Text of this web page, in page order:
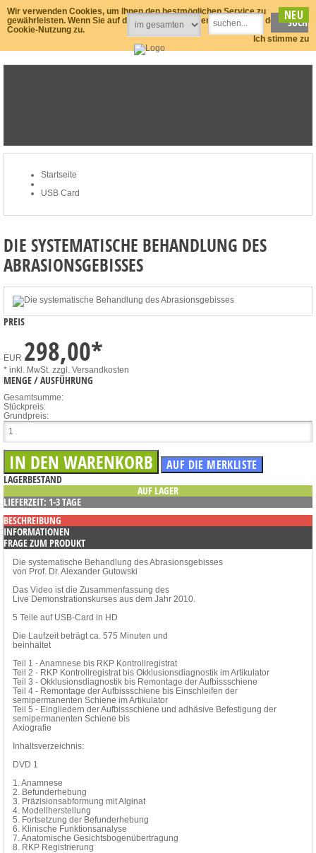
Wir verwenden Cookies, um Ihnen den bestmöglichen Service zu
gewährleisten. Wenn Sie auf der Seite weitersurfen stimmen Sie der
Cookie-Nutzung zu.
Ich stimme zu
Startseite
USB Card
DIE SYSTEMATISCHE BEHANDLUNG DES
ABRASIONSGEBISSES
NEU
PREIS
EUR 298,00*
* inkl. MwSt. zzgl. Versandkosten
MENGE / AUSFÜHRUNG
Gesamtsumme:
Stückpreis:
Grundpreis:
LAGERBESTAND
AUF LAGER
LIEFERZEIT: 1-3 TAGE
BESCHREIBUNG
INFORMATIONEN
FRAGE ZUM PRODUKT
Die systematische Behandlung des Abrasionsgebisses
von Prof. Dr. Alexander Gutowski
Das Video ist die Zusammenfassung des
Live Demonstrationskurses aus dem Jahr 2010.
5 Teile auf USB-Card in HD
Die Laufzeit beträgt ca. 575 Minuten und
beinhaltet
Teil 1 - Anamnese bis RKP Kontrollregistrat
Teil 2 - RKP Kontrollregistrat bis Okklusionsdiagnostik im Artikulator
Teil 3 - Okklusionsdiagnostik bis Remontage der Aufbissschiene
Teil 4 - Remontage der Aufbissschiene bis Einschleifen der
semipermanenten Schiene im Artikulator
Teil 5 - Eingliedern der Aufbissschiene und adhäsive Befestigung der
semipermanenten Schiene bis
Axiografie
Inhaltsverzeichnis:
DVD 1
1. Anamnese
2. Befunderhebung
3. Präzisionsabformung mit Alginat
4. Modellherstellung
5. Fortsetzung der Befunderhebung
6. Klinische Funktionsanalyse
7. Anatomische Gesichtsbogenübertragung
8. RKP Registrierung